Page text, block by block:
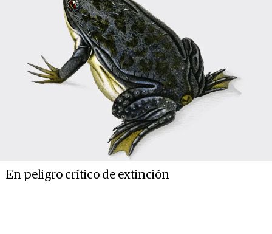
En peligro crítico de extinción